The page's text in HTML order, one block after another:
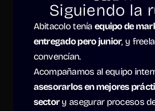
Siguiendo la
Abitacolo tenía equipo de
entregado pero junior, y
convencían.
asesorarlos en mejores
sector y asegurar procesos